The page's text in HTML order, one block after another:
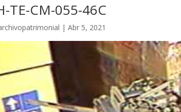
TE-CM-055-46C
|Abr 5, 2021